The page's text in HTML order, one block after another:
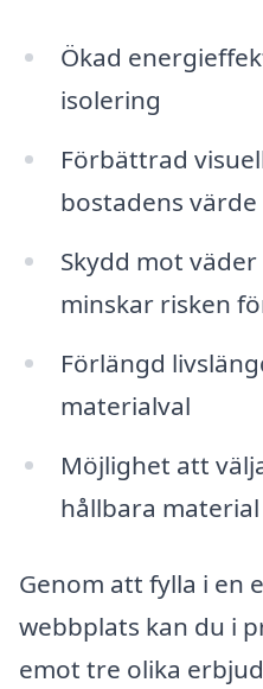
Ökad
isolering
Förbättrad
bostadens värde
Skydd mot
minskar risken
Förlängd
materialval
Möjlighet att
hållbara material
Genom att fylla i en
webbplats kan du i
emot tre olika